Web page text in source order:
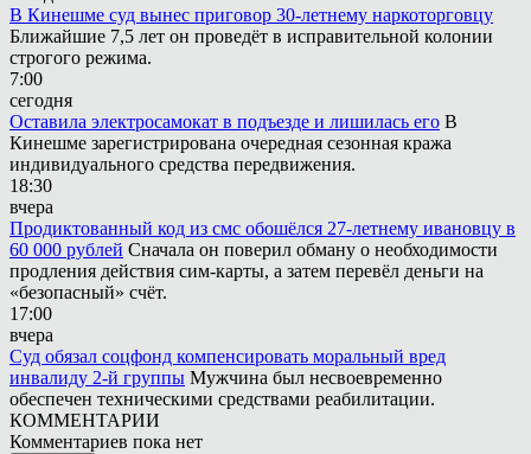
В Кинешме суд вынес приговор 30-летнему наркоторговцу
Ближайшие 7,5 лет он проведёт в исправительной колонии
строгого режима.
7:00
сегодня
Оставила электросамокат в подъезде и лишилась его В
Кинешме зарегистрирована очередная сезонная кража
индивидуального средства передвижения.
18:30
вчера
Продиктованный код из смс обошёлся 27-летнему ивановцу в
60 000 рублей Сначала он поверил обману о необходимости
продления действия сим-карты, а затем перевёл деньги на
«безопасный» счёт.
17:00
вчера
Суд обязал соцфонд компенсировать моральный вред
инвалиду 2-й группы Мужчина был несвоевременно
обеспечен техническими средствами реабилитации.
КОММЕНТАРИИ
Комментариев пока нет